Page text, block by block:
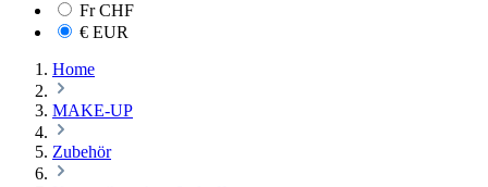
FrCHF
€ EUR
Home
MAKE-UP
Zubehör